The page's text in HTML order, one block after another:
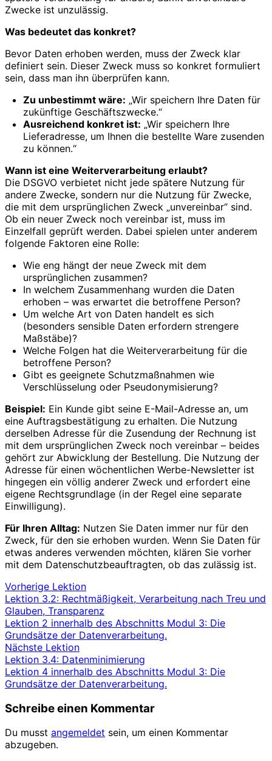
Zwecke ist unzulässig.
Was bedeutet das konkret?
Bevor Daten erhoben werden, muss der Zweck klar
definiert sein. Dieser Zweck muss so konkret formuliert
sein, dass man ihn überprüfen kann.
Zu unbestimmt wäre: „Wir speichern Ihre Daten für
zukünftige Geschäftszwecke.“
Ausreichend konkret ist: „Wir speichern Ihre
Lieferadresse, um Ihnen die bestellte Ware zusenden
zu können.“
Wann ist eine Weiterverarbeitung erlaubt?
Die DSGVO verbietet nicht jede spätere Nutzung für
andere Zwecke, sondern nur die Nutzung für Zwecke,
die mit dem ursprünglichen Zweck „unvereinbar“ sind.
Ob ein neuer Zweck noch vereinbar ist, muss im
Einzelfall geprüft werden. Dabei spielen unter anderem
folgende Faktoren eine Rolle:
Wie eng hängt der neue Zweck mit dem
ursprünglichen zusammen?
In welchem Zusammenhang wurden die Daten
erhoben – was erwartet die betroffene Person?
Um welche Art von Daten handelt es sich
(besonders sensible Daten erfordern strengere
Maßstäbe)?
Welche Folgen hat die Weiterverarbeitung für die
betroffene Person?
Gibt es geeignete Schutzmaßnahmen wie
Verschlüsselung oder Pseudonymisierung?
Beispiel: Ein Kunde gibt seine E-Mail-Adresse an, um
eine Auftragsbestätigung zu erhalten. Die Nutzung
derselben Adresse für die Zusendung der Rechnung ist
mit dem ursprünglichen Zweck noch vereinbar – beides
gehört zur Abwicklung der Bestellung. Die Nutzung der
Adresse für einen wöchentlichen Werbe-Newsletter ist
hingegen ein völlig anderer Zweck und erfordert eine
eigene Rechtsgrundlage (in der Regel eine separate
Einwilligung).
Für Ihren Alltag: Nutzen Sie Daten immer nur für den
Zweck, für den sie erhoben wurden. Wenn Sie Daten für
etwas anderes verwenden möchten, klären Sie vorher
mit dem Datenschutzbeauftragten, ob das zulässig ist.
Vorherige Lektion
Lektion 3.2: Rechtmäßigkeit, Verarbeitung nach Treu und
Glauben, Transparenz
Lektion 2 innerhalb des Abschnitts Modul 3: Die
Grundsätze der Datenverarbeitung.
Nächste Lektion
Lektion 3.4: Datenminimierung
Lektion 4 innerhalb des Abschnitts Modul 3: Die
Grundsätze der Datenverarbeitung.
Schreibe einen Kommentar
Du musst angemeldet sein, um einen Kommentar
abzugeben.